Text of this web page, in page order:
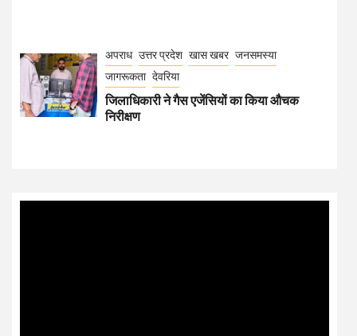
अपराध उत्तर प्रदेश खास खबर जनसमस्या
जागरूकता देवरिया
जिलाधिकारी ने गैस एजेंसियों का किया औचक
निरीक्षण